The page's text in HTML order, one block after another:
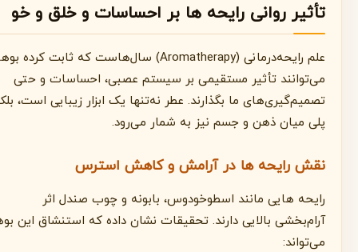
تأثیر روانی رایحه ها بر احساسات و خلق و خو
علم رایحه‌درمانی (Aromatherapy) سال‌هاست که ثابت کرده بوها
می‌توانند تأثیر مستقیمی بر سیستم عصبی، احساسات و حتی
تصمیم‌گیری‌های ما بگذارند. عطر نه‌تنها یک ابزار زیبایی است، بلکه
پلی میان ذهن و جسم نیز به شمار می‌رود.
نقش رایحه ها در آرامش و کاهش استرس
رایحه هایی مانند اسطوخودوس، بابونه و چوب صندل اثر
آرام‌بخشی بالایی دارند. تحقیقات نشان داده که استنشاق این بوها
می‌تواند: